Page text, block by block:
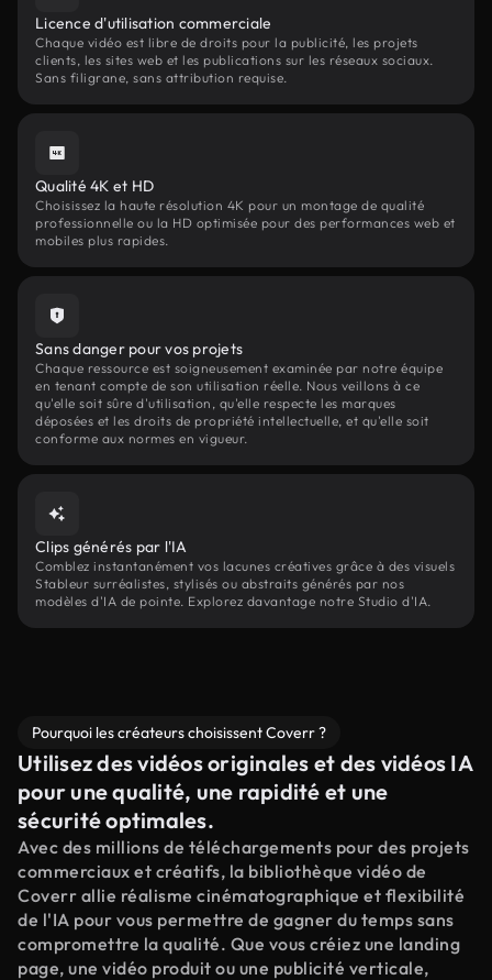
Licence d'utilisation commerciale
Chaque vidéo est libre de droits pour la publicité, les projets
clients, les sites web et les publications sur les réseaux sociaux.
Sans filigrane, sans attribution requise.
Qualité 4K et HD
Choisissez la haute résolution 4K pour un montage de qualité
professionnelle ou la HD optimisée pour des performances web et
mobiles plus rapides.
Sans danger pour vos projets
Chaque ressource est soigneusement examinée par notre équipe
en tenant compte de son utilisation réelle. Nous veillons à ce
qu'elle soit sûre d'utilisation, qu'elle respecte les marques
déposées et les droits de propriété intellectuelle, et qu'elle soit
conforme aux normes en vigueur.
Clips générés par l'IA
Comblez instantanément vos lacunes créatives grâce à des visuels
Stableur surréalistes, stylisés ou abstraits générés par nos
modèles d'IA de pointe. Explorez davantage notre Studio d'IA.
Pourquoi les créateurs choisissent Coverr ?
Utilisez des vidéos originales et des vidéos IA
pour une qualité, une rapidité et une
sécurité optimales.
Avec des millions de téléchargements pour des projets
commerciaux et créatifs, la bibliothèque vidéo de
Coverr allie réalisme cinématographique et flexibilité
de l'IA pour vous permettre de gagner du temps sans
compromettre la qualité. Que vous créiez une landing
page, une vidéo produit ou une publicité verticale,